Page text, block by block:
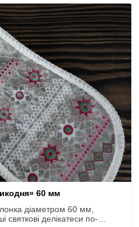
60 мм
діаметром 60 мм,
делікатеси по-